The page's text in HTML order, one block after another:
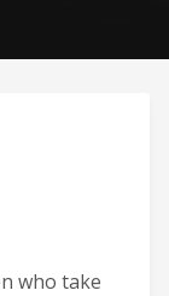
who take